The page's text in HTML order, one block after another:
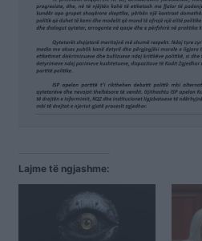
Lajme të ngjashme: